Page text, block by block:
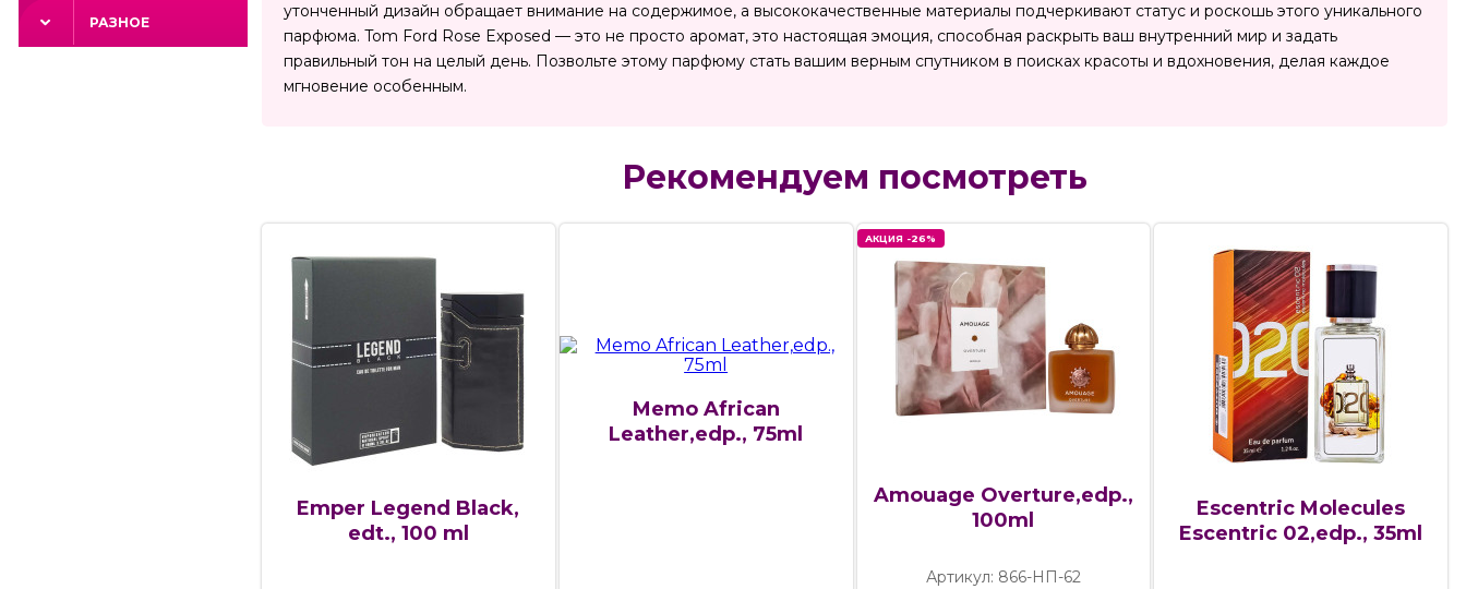
РАЗНОЕ
утонченный дизайн обращает внимание на содержимое, а высококачественные материалы подчеркивают статус и роскошь этого уникального
парфюма. Tom Ford Rose Exposed — это не просто аромат, это настоящая эмоция, способная раскрыть ваш внутренний мир и задать
правильный тон на целый день. Позвольте этому парфюму стать вашим верным спутником в поисках красоты и вдохновения, делая каждое
мгновение особенным.
Рекомендуем посмотреть
Emper Legend Black,
edt., 100 ml
Memo African
Leather,edp., 75ml
АКЦИЯ -26%
Amouage Overture,edp.,
100ml
Артикул: 866-НП-62
Escentric Molecules
Escentric 02,edp., 35ml